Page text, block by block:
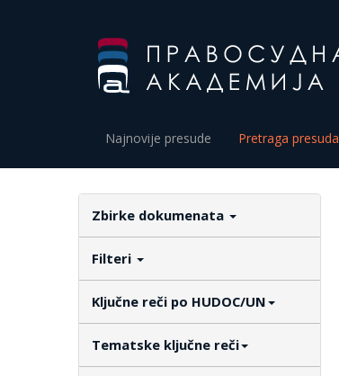
Najnovije presude Pretraga presuda
Zbirke dokumenata
Filteri
Ključne reči po HUDOC/UN
Tematske ključne reči